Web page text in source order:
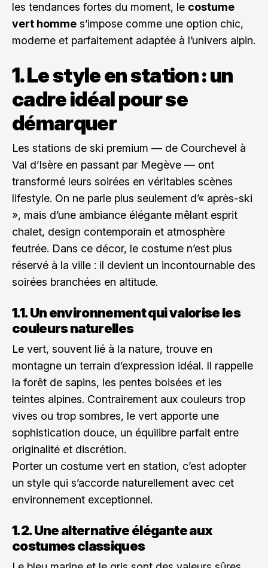
les tendances fortes du moment, le costume
vert homme s’impose comme une option chic,
moderne et parfaitement adaptée à l’univers alpin.
1. Le style en station : un
cadre idéal pour se
démarquer
Les stations de ski premium — de Courchevel à
Val d’Isère en passant par Megève — ont
transformé leurs soirées en véritables scènes
lifestyle. On ne parle plus seulement d’« après-ski
», mais d’une ambiance élégante mêlant esprit
chalet, design contemporain et atmosphère
feutrée. Dans ce décor, le costume n’est plus
réservé à la ville : il devient un incontournable des
soirées branchées en altitude.
1.1. Un environnement qui valorise les
couleurs naturelles
Le vert, souvent lié à la nature, trouve en
montagne un terrain d’expression idéal. Il rappelle
la forêt de sapins, les pentes boisées et les
teintes alpines. Contrairement aux couleurs trop
vives ou trop sombres, le vert apporte une
sophistication douce, un équilibre parfait entre
originalité et discrétion.
Porter un costume vert en station, c’est adopter
un style qui s’accorde naturellement avec cet
environnement exceptionnel.
1.2. Une alternative élégante aux
costumes classiques